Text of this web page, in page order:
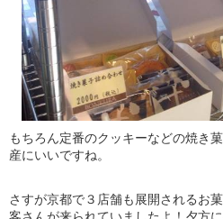
もちろん定番のクッキーなどの焼き
産にいいですね。
さすが京都で３店舗も展開されるお
客さんが来られていましたよ！夕方